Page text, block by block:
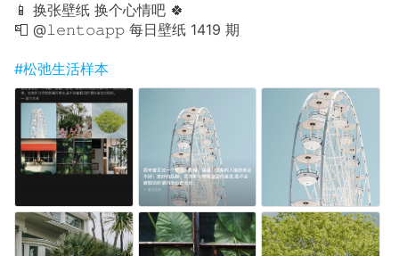
📱 换张壁纸 换个心情吧 🍀
📮 @𝚕𝚎𝚗𝚝𝚘𝚊𝚙𝚙 每日壁纸 1419 期
#松弛生活样本